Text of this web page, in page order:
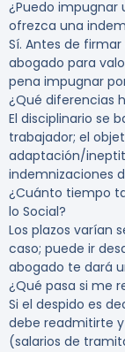
¿Puedo impugnar
ofrezca una
Sí. Antes de
abogado para
pena impugnar
¿Qué diferencias
El disciplinario se
trabajador; el
adaptación/
indemnizaciones
¿Cuánto tiempo
lo Social?
Los plazos varían
caso; puede ir
abogado te dará
¿Qué pasa si me
Si el despido es
debe readmitirte
(salarios de